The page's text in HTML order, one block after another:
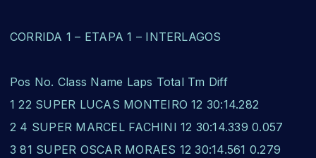
CORRIDA 1 – ETAPA 1 – INTERLAGOS
Pos No. Class Name Laps Total Tm Diff
1 22 SUPER LUCAS MONTEIRO 12 30:14.282
2 4 SUPER MARCEL FACHINI 12 30:14.339 0.057
3 81 SUPER OSCAR MORAES 12 30:14.561 0.279